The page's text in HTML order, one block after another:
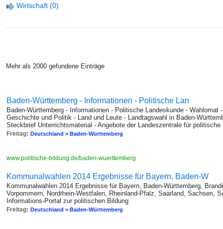
Wirtschaft (0)
Mehr als 2000 gefundene Einträge
Baden-Württemberg - Informationen - Politische Lan
Baden-Württemberg - Informationen - Politische Landeskunde - Wahlomat
Geschichte und Politik - Land und Leute - Landtagswahl in Baden-
Steckbrief Unterrichtsmaterial - Angebote der Landeszentrale für politische
Freitag: Deutschland > Baden-Württemberg
www.politische-bildung.de/baden-wuerttemberg
Kommunalwahlen 2014 Ergebnisse für Bayern, Baden-W
Kommunalwahlen 2014 Ergebnisse für Bayern, Baden-Württemberg,
Vorpommern, Nordrhein-Westfalen, Rheinland-Pfalz, Saarland, Sachsen,
Informations-Portal zur politischen Bildung
Freitag: Deutschland > Baden-Württemberg